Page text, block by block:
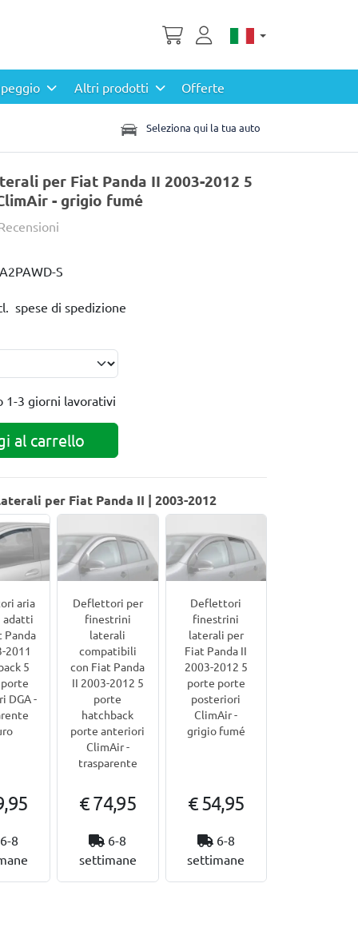
Altri prodotti Offerte
Seleziona qui la tua auto
per Fiat Panda II 2003-2012 5
- grigio fumé
S
spese di spedizione
1-3 giorni lavorativi
al carrello
per Fiat Panda II | 2003-2012
aria
adatti
Panda
2011
5
DGA -
6-8
Deflettori per
finestrini
laterali
compatibili
con Fiat Panda
II 2003-2012 5
porte
hatchback
porte anteriori
ClimAir -
trasparente
€ 74,95
6-8
settimane
Deflettori
finestrini
laterali per
Fiat Panda II
2003-2012 5
porte porte
posteriori
ClimAir -
grigio fumé
€ 54,95
6-8
settimane